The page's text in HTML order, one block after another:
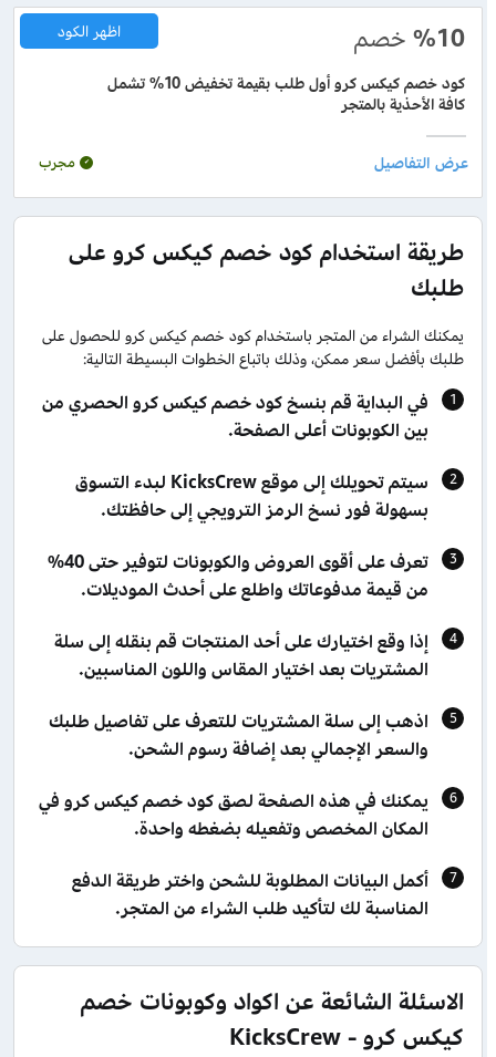
%10 خصم
كود خصم كيكس كرو أول طلب بقيمة تخفيض 10% تشمل
كافة الأحذية بالمتجر
اظهر الكود
مجرب
طريقة استخدام كود خصم كيكس كرو على
طلبك
يمكنك الشراء من المتجر باستخدام كود خصم كيكس كرو للحصول على
طلبك بأفضل سعر ممكن، وذلك باتباع الخطوات البسيطة التالية:
في البداية قم بنسخ كود خصم كيكس كرو الحصري من
بين الكوبونات أعلى الصفحة.
سيتم تحويلك إلى موقع KicksCrew لبدء التسوق
بسهولة فور نسخ الرمز الترويجي إلى حافظتك.
تعرف على أقوى العروض والكوبونات لتوفير حتى 40%
من قيمة مدفوعاتك واطلع على أحدث الموديلات.
إذا وقع اختيارك على أحد المنتجات قم بنقله إلى سلة
المشتريات بعد اختيار المقاس واللون المناسبين.
اذهب إلى سلة المشتريات للتعرف على تفاصيل طلبك
والسعر الإجمالي بعد إضافة رسوم الشحن.
يمكنك في هذه الصفحة لصق كود خصم كيكس كرو في
المكان المخصص وتفعيله بضغطه واحدة.
أكمل البيانات المطلوبة للشحن واختر طريقة الدفع
المناسبة لك لتأكيد طلب الشراء من المتجر.
الاسئلة الشائعة عن اكواد وكوبونات خصم
كيكس كرو - KicksCrew